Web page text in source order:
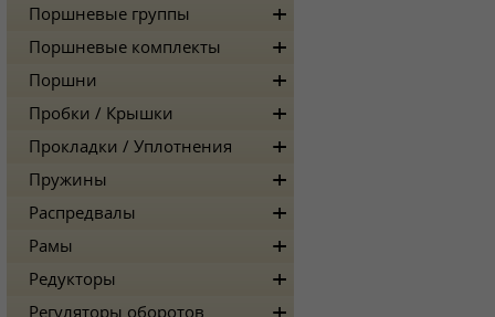
Поршневые группы
Поршневые комплекты
Поршни
Пробки / Крышки
Прокладки / Уплотнения
Пружины
Распредвалы
Рамы
Редукторы
Регуляторы оборотов